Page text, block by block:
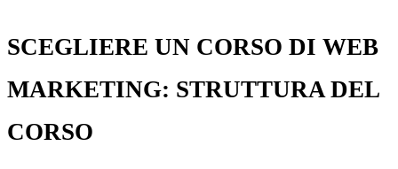
SCEGLIERE UN CORSO DI WEB
MARKETING: STRUTTURA DEL
CORSO